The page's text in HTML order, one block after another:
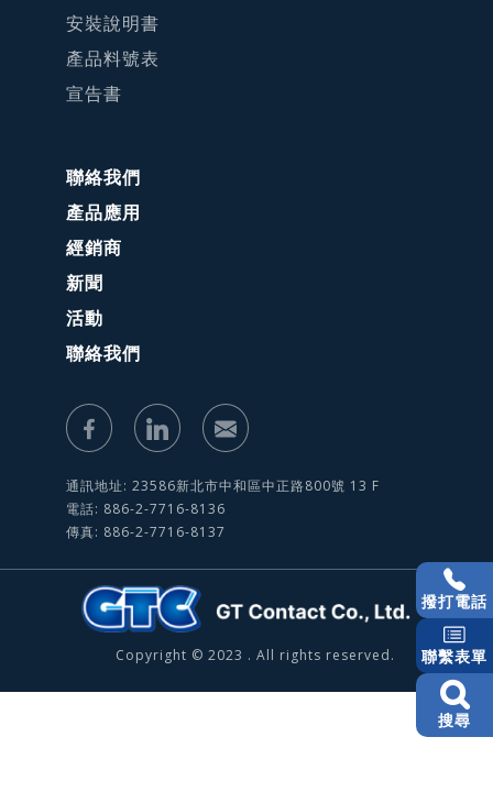
安裝說明書
產品料號表
宣告書
聯絡我們
產品應用
經銷商
新聞
活動
聯絡我們
通訊地址: 23586新北市中和區中正路800號 13 F
電話: 886-2-7716-8136
傳真: 886-2-7716-8137
Copyright © 2023 . All rights reserved.
撥打電話
聯繫表單
搜尋